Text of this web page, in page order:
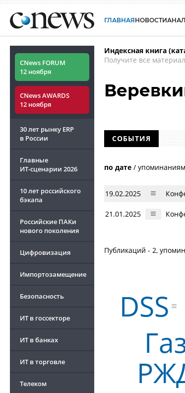
ГЛАВНАЯНОВОСТИ
CNews FORUM
12 ноября
CNews AWARDS
12 ноября
30 лет рынку ERP
в России
Главные
ИТ-сценарии 2026
10 лет российского
бэкапа
Российские ПАКи
нового поколения
Цифровизация
Импортозамещение
Безопасность
ИТ в госсекторе
ИТ в банках
ИТ в торговле
Телеком
Индексная книга
Получите все
СОБЫТИЯ
по дате / упоминаниям
19.02.2025
21.01.2025
Публикаций - 2,
DSS